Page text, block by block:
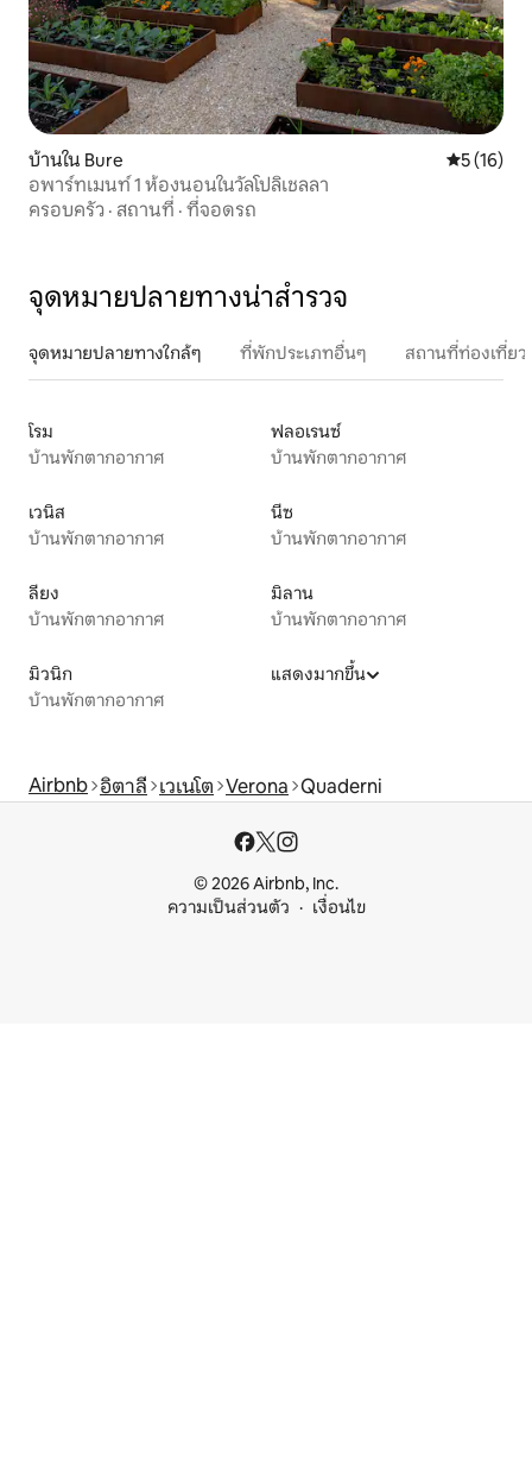
บ้านใน Bure คะแนนเฉลี่
5 (16)
อพาร์ทเมนท์ 1 ห้องนอนในวัลโปลิเชลลา
ครอบครัว · สถานที่ · ที่จอดรถ
จุดหมายปลายทางน่าสำรวจ
จุดหมายปลายทางใกล้ๆ ที่พักประเภทอื่นๆ สถานที่ท่องเที่ย
โรม
บ้านพักตากอากาศ
ฟลอเรนซ์
บ้านพักตากอากาศ
เวนิส
บ้านพักตากอากาศ
นีซ
บ้านพักตากอากาศ
ลียง
บ้านพักตากอากาศ
มิลาน
บ้านพักตากอากาศ
มิวนิก
บ้านพักตากอากาศ
แสดงมากขึ้น
Airbnb อิตาลี เวเนโต Verona Quaderni
© 2026 Airbnb, Inc.
ความเป็นส่วนตัว
เงื่อนไข